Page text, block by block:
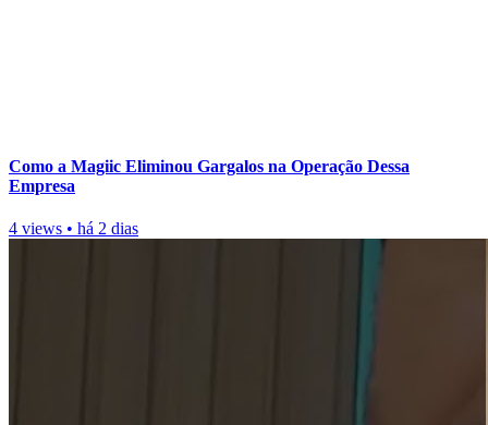
Como a Magiic Eliminou Gargalos na Operação Dessa
Empresa
4 views • há 2 dias